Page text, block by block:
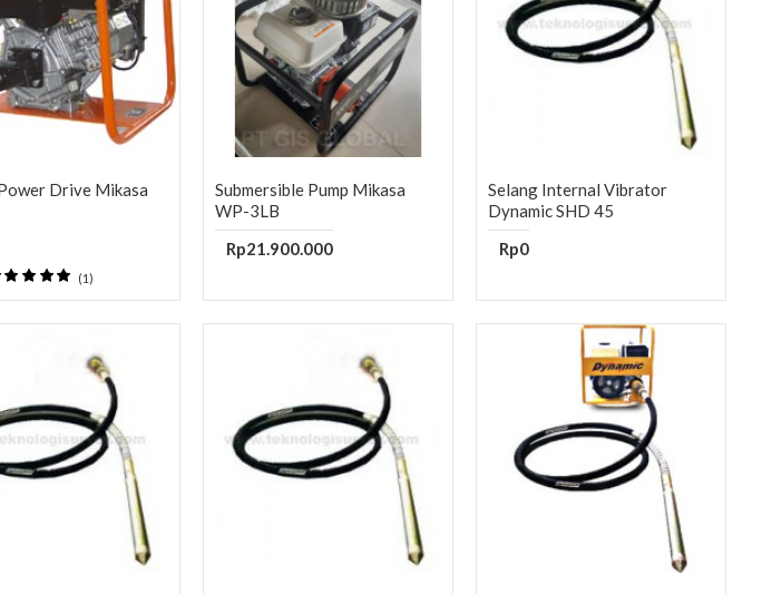
Drive Mikasa
(1)
Submersible Pump Mikasa
WP-3LB
Rp21.900.000
Selang Internal Vibrator
Dynamic SHD 45
Rp0